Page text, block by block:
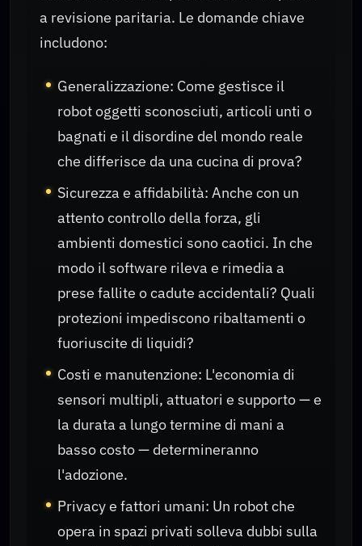
a revisione paritaria. Le domande chiave
includono:
Generalizzazione: Come gestisce il
robot oggetti sconosciuti, articoli unti o
bagnati e il disordine del mondo reale
che differisce da una cucina di prova?
Sicurezza e affidabilità: Anche con un
attento controllo della forza, gli
ambienti domestici sono caotici. In che
modo il software rileva e rimedia a
prese fallite o cadute accidentali? Quali
protezioni impediscono ribaltamenti o
fuoriuscite di liquidi?
Costi e manutenzione: L'economia di
sensori multipli, attuatori e supporto — e
la durata a lungo termine di mani a
basso costo — determineranno
l'adozione.
Privacy e fattori umani: Un robot che
opera in spazi privati solleva dubbi sulla